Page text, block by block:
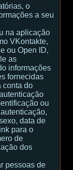
o
a seu
na aplicação
VKontakte,
ou Open ID,
as
informações
fornecidas
conta do
ou
data de
para o
de
dos
pessoas de